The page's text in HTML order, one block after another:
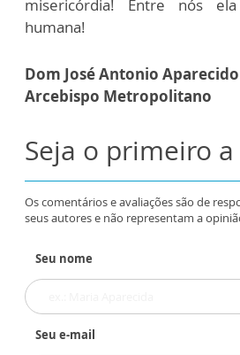
misericórdia! Entre nós
humana!
Dom José Antonio
Arcebispo Metropolitano
Seja o primeiro
Os comentários e avaliações são de
seus autores e não representam a
Seu nome
Seu e-mail